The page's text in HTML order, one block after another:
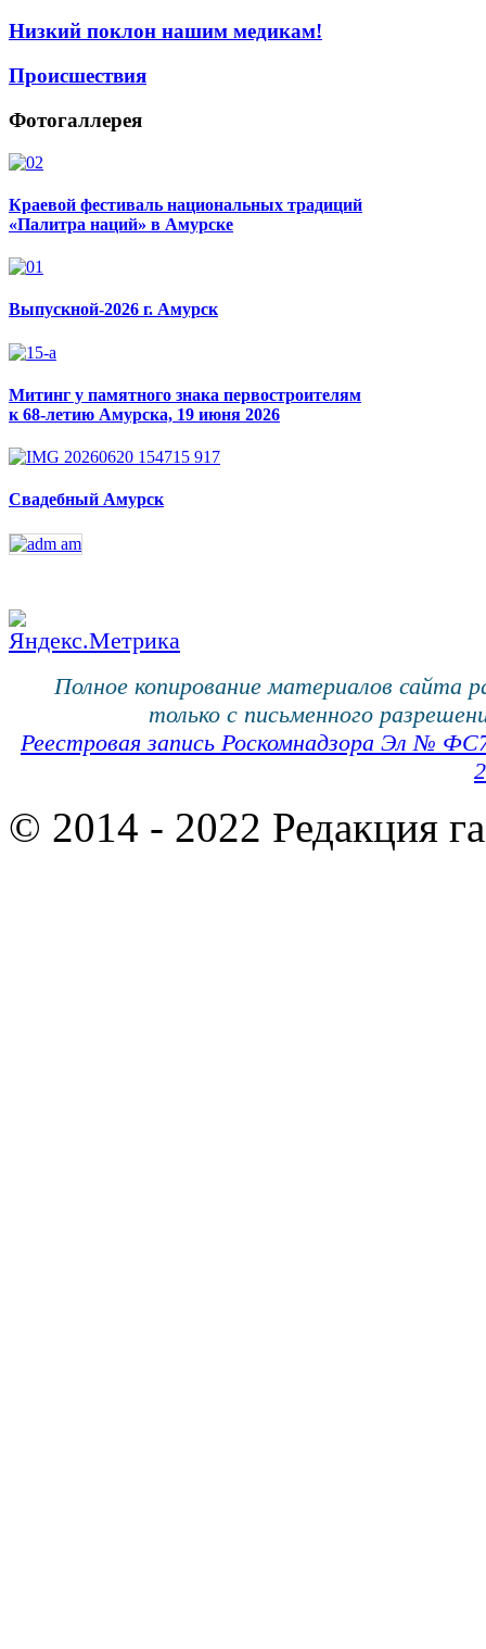
Низкий поклон нашим медикам!
Происшествия
Фотогаллерея
Краевой фестиваль национальных традиций
«Палитра наций» в Амурске
Выпускной-2026 г. Амурск
Митинг у памятного знака первостроителям
к 68-летию Амурска, 19 июня 2026
Свадебный Амурск
Полное копирование материалов сайта
только с письменного
Реестровая запись Роскомнадзора Эл №
© 2014 - 2022 Редакция